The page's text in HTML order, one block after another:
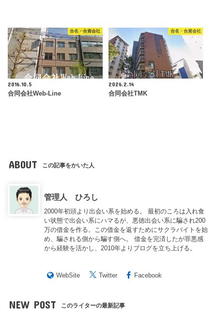
合名・合資会社
2016.10.5
合同会社Web-Line
合名・合資会社
2026.2.14
合同会社TMK
ABOUT この記事をかいた人
管理人 ひろし
2000年初頭より出会い系を始める。 最初のころは入れ食
い状態で出会い系にハマるが、悪徳出会い系に騙され200
万の借金を作る。この借金を返すためにサクラバイトを始
め、騙される側から騙す側へ。 借金を完済したが罪悪感
から経験を活かし、2010年よりブログを立ち上げる。
WebSite Twitter Facebook
NEW POST このライターの最新記事